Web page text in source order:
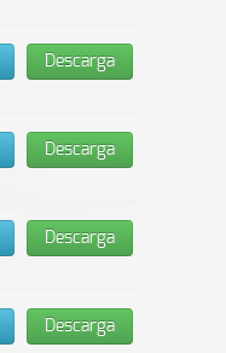
Descarga
Descarga
Descarga
Descarga